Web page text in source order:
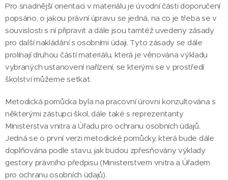
Pro snadnější orientaci v materiálu je úvodní části doporučení
popsáno, o jakou právní úpravu se jedná, na co je třeba se v
souvislosti s ní připravit a dále jsou tamtéž uvedeny zásady
pro další nakládání s osobními údaji. Tyto zásady se dále
prolínají druhou částí materiálu, která je věnována výkladu
vybraných ustanovení nařízení, se kterými se v prostředí
školství můžeme setkat.
Metodická pomůcka byla na pracovní úrovni konzultována s
některými zástupci škol, dále také s reprezentanty
Ministerstva vnitra a Úřadu pro ochranu osobních údajů.
Jedná se o první verzi metodické pomůcky, která bude dále
doplňována podle stavu, jak budou zpřesňovány výklady
gestory právního předpisu (Ministerstvem vnitra a Úřadem
pro ochranu osobních údajů).